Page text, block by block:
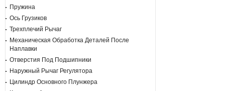
Пружина
Ось Грузиков
Трехплечий Рычаг
Механическая Обработка Деталей После
Наплавки
Отверстия Под Подшипники
Наружный Рычаг Регулятора
Цилиндр Основного Плунжера